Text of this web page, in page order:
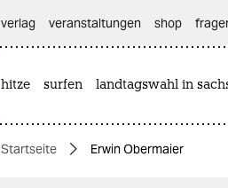
themen
verlag
veranstaltungen shop
hitze surfen landtagswahl in
Startseite Erwin Obermaier